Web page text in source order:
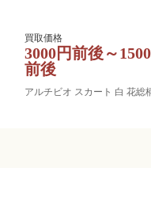
3000円前後～
前後
アルチビオ スカート 白 花総